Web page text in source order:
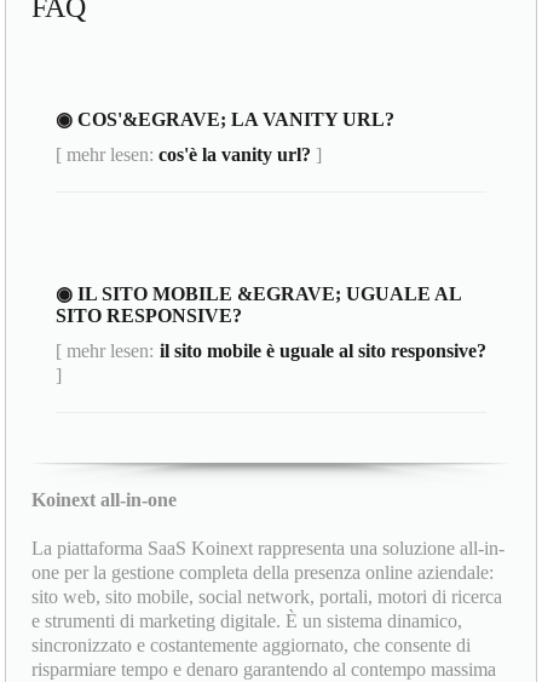
FAQ
◉ COS'&EGRAVE; LA VANITY URL?
[ mehr lesen:cos'è la vanity url? ]
◉ IL SITO MOBILE &EGRAVE; UGUALE AL
SITO RESPONSIVE?
[ mehr lesen: il sito mobile è uguale al sito responsive?
]
Koinext all-in-one
La piattaforma SaaS Koinext rappresenta una soluzione all-in-
one per la gestione completa della presenza online aziendale:
sito web, sito mobile, social network, portali, motori di ricerca
e strumenti di marketing digitale. È un sistema dinamico,
sincronizzato e costantemente aggiornato, che consente di
risparmiare tempo e denaro garantendo al contempo massima